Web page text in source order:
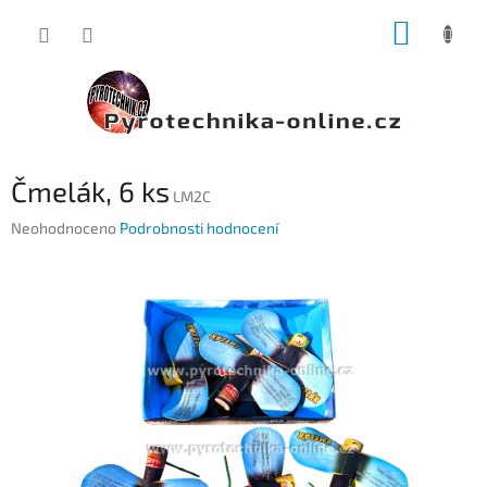
Čmelák, 6 ks LM2C
Průměrné
Neohodnoceno Podrobnosti hodnocení